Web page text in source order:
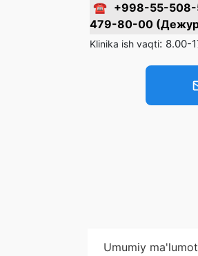
☎ +998-55-508-
479-80-00
Klinika ish vaqti: 8.00-
Umumiy ma'lumot